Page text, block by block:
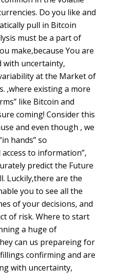
Do you like and
pull in Bitcoin
must be a part of
make,because You are
with uncertainty,
at the Market of
,where existing a more
like Bitcoin and
coming! Consider this
and even though , we
hands” so
to information”,
predict the Future
Luckily,there are the
you to see all the
of your decisions, and
of risk. Where to start
a huge of
can us prepareing for
confirming and are
with uncertainty,